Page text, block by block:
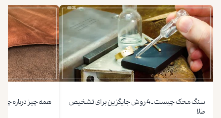
سنگ محک چیست ـ 4 روش جایگزین برای تشخیص
طلا
همه چیز درباره